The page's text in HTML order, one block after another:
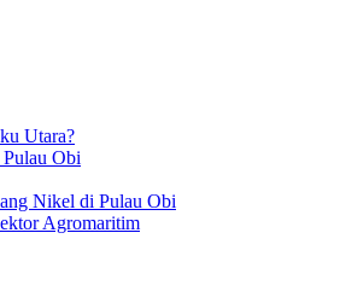
Utara?
Obi
Nikel di Pulau Obi
Agromaritim